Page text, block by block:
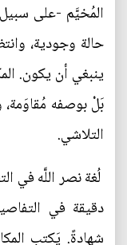
المُخيَّم -على
حالة وجودية،
ينبغي أن يكون.
بَلْ بوصفه
التلاشي.
لُغة نصر اللَّه في
دقيقة في
شهادةً. يَكتب